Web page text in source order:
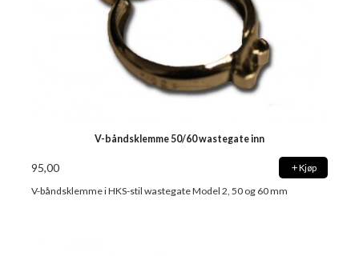
V-båndsklemme 50/60 wastegate inn
95,00 Kjøp
V-båndsklemme i HKS-stil wastegate Model 2, 50 og 60 mm